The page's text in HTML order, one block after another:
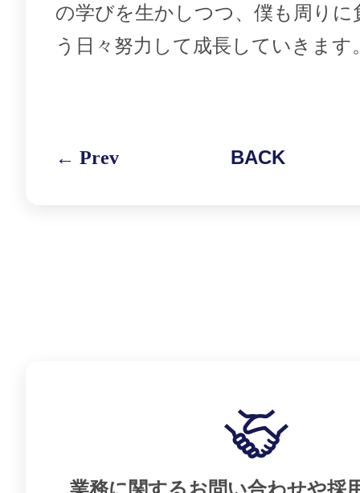
の学びを生かしつつ、僕も周りに
う日々努力して成長していきます
← Prev BACK
業務に関するお問い合わせや採